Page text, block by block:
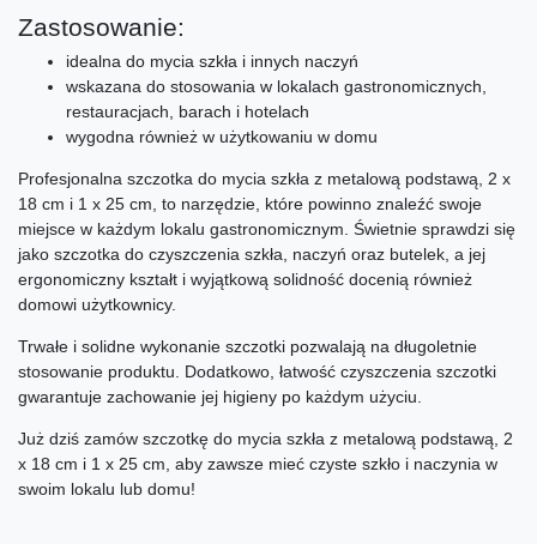
Zastosowanie:
idealna do mycia szkła i innych naczyń
wskazana do stosowania w lokalach gastronomicznych,
restauracjach, barach i hotelach
wygodna również w użytkowaniu w domu
Profesjonalna szczotka do mycia szkła z metalową podstawą, 2 x
18 cm i 1 x 25 cm, to narzędzie, które powinno znaleźć swoje
miejsce w każdym lokalu gastronomicznym. Świetnie sprawdzi się
jako szczotka do czyszczenia szkła, naczyń oraz butelek, a jej
ergonomiczny kształt i wyjątkową solidność docenią również
domowi użytkownicy.
Trwałe i solidne wykonanie szczotki pozwalają na długoletnie
stosowanie produktu. Dodatkowo, łatwość czyszczenia szczotki
gwarantuje zachowanie jej higieny po każdym użyciu.
Już dziś zamów szczotkę do mycia szkła z metalową podstawą, 2
x 18 cm i 1 x 25 cm, aby zawsze mieć czyste szkło i naczynia w
swoim lokalu lub domu!